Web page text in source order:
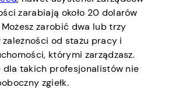
zarabiają około 20 dolarów
zarobić dwa lub trzy
zależności od stażu pracy i
którymi zarządzasz.
dla takich profesjonalistów nie
zgiełk.